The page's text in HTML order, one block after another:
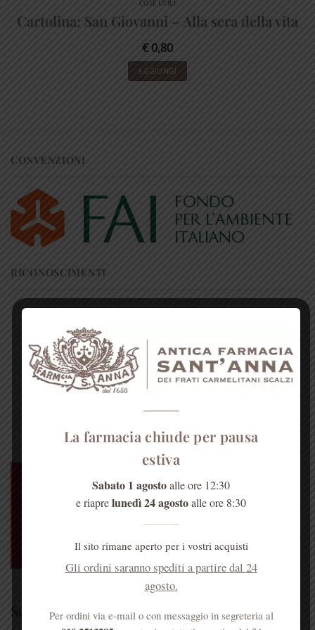
COSE UTILI
Cartolina: San Giovanni – Alla sera della vita
€0,80
AGGIUNGI
CONVENZIONI
RICONOSCIMENTI
Sei un medico?
La farmacia chiude per pausa
estiva
Sabato 1 agostoalle ore 12:30
e riaprelunedì 24 agostoalle ore 8:30
Il sito rimane aperto per i vostri acquisti
Gli ordini saranno spediti a partire dal 24
agosto.
Per ordini via e-mail o con messaggio in segreteria al